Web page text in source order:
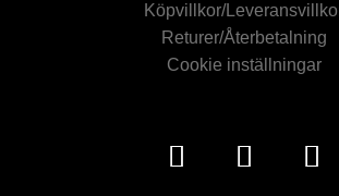
Köpvillkor/
Returer/Återbetalning
Cookie inställningar